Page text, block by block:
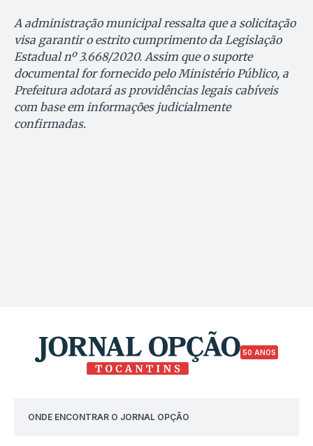
A administração municipal ressalta que a solicitação
visa garantir o estrito cumprimento da Legislação
Estadual nº 3.668/2020. Assim que o suporte
documental for fornecido pelo Ministério Público, a
Prefeitura adotará as providências legais cabíveis
com base em informações judicialmente
confirmadas.
50 ANOS
ONDE ENCONTRAR O JORNAL OPÇÃO